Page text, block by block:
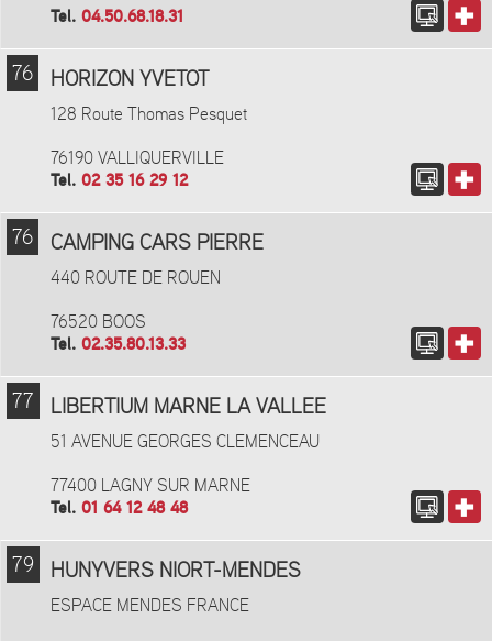
Tel. 04.50.68.18.31
76 HORIZON YVETOT
128 Route Thomas Pesquet
76190 VALLIQUERVILLE
Tel. 02 35 16 29 12
76 CAMPING CARS PIERRE
440 ROUTE DE ROUEN
76520 BOOS
Tel. 02.35.80.13.33
77 LIBERTIUM MARNE LA VALLEE
51 AVENUE GEORGES CLEMENCEAU
77400 LAGNY SUR MARNE
Tel. 01 64 12 48 48
79 HUNYVERS NIORT-MENDES
ESPACE MENDES FRANCE